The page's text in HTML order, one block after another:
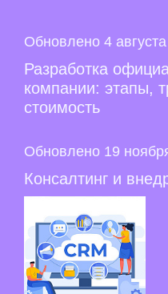
Обновлено 4
Разработка
компании: этапы,
стоимость
Обновлено 19
Консалтинг и